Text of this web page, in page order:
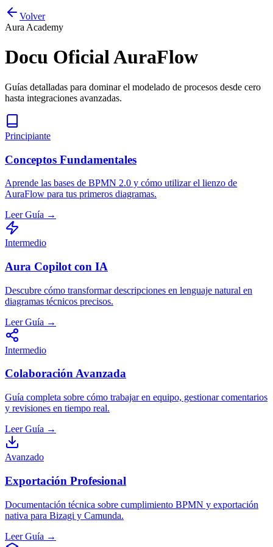
Volver
Aura Academy
Docu Oficial AuraFlow
Guías detalladas para dominar el modelado de procesos desde cero
hasta integraciones avanzadas.
Principiante
Conceptos Fundamentales
Aprende las bases de BPMN 2.0 y cómo utilizar el lienzo de
AuraFlow para tus primeros diagramas.
Leer Guía →
Intermedio
Aura Copilot con IA
Descubre cómo transformar descripciones en lenguaje natural en
diagramas técnicos precisos.
Leer Guía →
Intermedio
Colaboración Avanzada
Guía completa sobre cómo trabajar en equipo, gestionar comentarios
y revisiones en tiempo real.
Leer Guía →
Avanzado
Exportación Profesional
Documentación técnica sobre cumplimiento BPMN y exportación
nativa para Bizagi y Camunda.
Leer Guía →